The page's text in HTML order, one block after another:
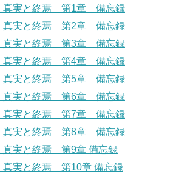
真実と終焉 第1章 備忘録
真実と終焉 第2章 備忘録
真実と終焉 第3章 備忘録
真実と終焉 第4章 備忘録
真実と終焉 第5章 備忘録
真実と終焉 第6章 備忘録
真実と終焉 第7章 備忘録
真実と終焉 第8章 備忘録
真実と終焉 第9章 備忘録
真実と終焉 第10章 備忘録